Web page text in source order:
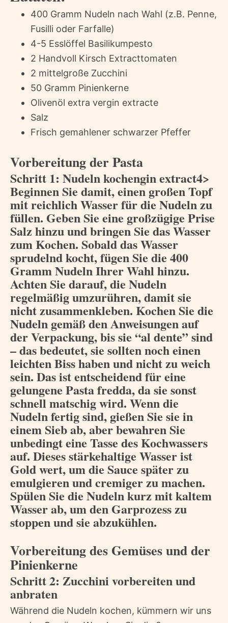
400 Gramm Nudeln nach Wahl (z.B. Penne,
Fusilli oder Farfalle)
4-5 Esslöffel Basilikumpesto
2 Handvoll Kirsch Extracttomaten
2 mittelgroße Zucchini
50 Gramm Pinienkerne
Olivenöl extra vergin extracte
Salz
Frisch gemahlener schwarzer Pfeffer
Vorbereitung der Pasta
Schritt 1: Nudeln kochengin extract4>
Beginnen Sie damit, einen großen Topf
mit reichlich Wasser für die Nudeln zu
füllen. Geben Sie eine großzügige Prise
Salz hinzu und bringen Sie das Wasser
zum Kochen. Sobald das Wasser
sprudelnd kocht, fügen Sie die 400
Gramm Nudeln Ihrer Wahl hinzu.
Achten Sie darauf, die Nudeln
regelmäßig umzurühren, damit sie
nicht zusammenkleben. Kochen Sie die
Nudeln gemäß den Anweisungen auf
der Verpackung, bis sie “al dente” sind
– das bedeutet, sie sollten noch einen
leichten Biss haben und nicht zu weich
sein. Das ist entscheidend für eine
gelungene Pasta fredda, da sie sonst
schnell matschig wird. Wenn die
Nudeln fertig sind, gießen Sie sie in
einem Sieb ab, aber bewahren Sie
unbedingt eine Tasse des Kochwassers
auf. Dieses stärkehaltige Wasser ist
Gold wert, um die Sauce später zu
emulgieren und cremiger zu machen.
Spülen Sie die Nudeln kurz mit kaltem
Wasser ab, um den Garprozess zu
stoppen und sie abzukühlen.
Vorbereitung des Gemüses und der
Pinienkerne
Schritt 2: Zucchini vorbereiten und
anbraten
Während die Nudeln kochen, kümmern wir uns